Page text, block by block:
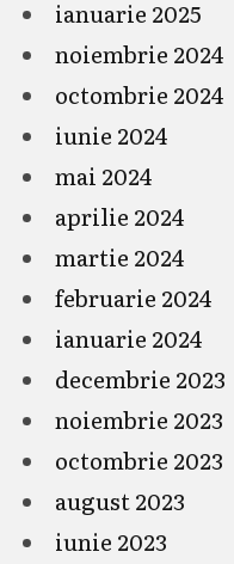
ianuarie 2025
noiembrie 2024
octombrie 2024
iunie 2024
mai 2024
aprilie 2024
martie 2024
februarie 2024
ianuarie 2024
decembrie 2023
noiembrie 2023
octombrie 2023
august 2023
iunie 2023